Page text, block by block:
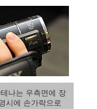
나는 우측면에 장
시에 손가락으로